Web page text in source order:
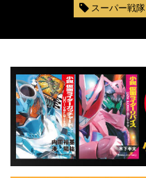
スーパー戦隊